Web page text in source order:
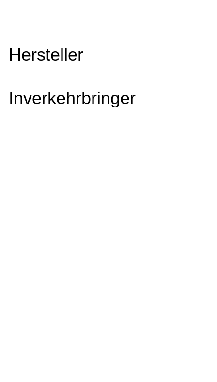
Hersteller
Inverkehrbringer